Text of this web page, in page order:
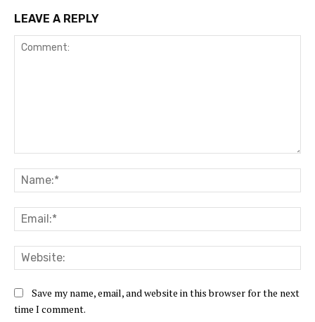
LEAVE A REPLY
Save my name, email, and website in this browser for the next
time I comment.